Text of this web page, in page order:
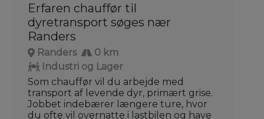
Erfaren chauffør til
dyretransport søges nær
Randers
Randers
0 km
Industri og Lager
Som chauffør vil du arbejde med
transport af levende dyr, primært grise.
Jobbet indebærer længere ture, hvor
du ofte vil overnatte i lastbilen og have